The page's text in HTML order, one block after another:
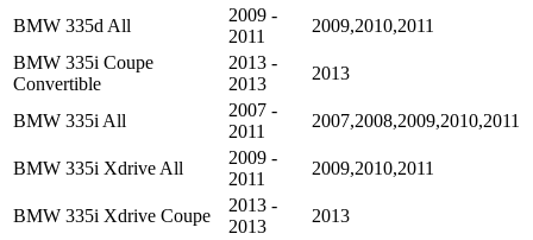
BMW 335d All
2009 -
2011
2009,2010,2011
BMW 335i Coupe
Convertible
2013 -
2013
2013
BMW 335i All
2007 -
2011
2007,2008,2009,2010,2011
BMW 335i Xdrive All
2009 -
2011
2009,2010,2011
BMW 335i Xdrive Coupe
2013 -
2013
2013